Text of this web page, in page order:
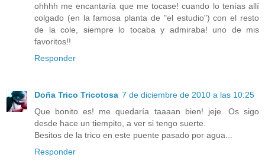
ohhhh me encantaría que me tocase! cuando lo tenías allí
colgado (en la famosa planta de "el estudio") con el resto
de la cole, siempre lo tocaba y admiraba! uno de mis
favoritos!!
Responder
Doña Trico Tricotosa 7 de diciembre de 2010 a las 10:25
Que bonito es! me quedaría taaaan bien! jeje. Os sigo
desde hace un tiempito, a ver si tengo suerte.
Besitos de la trico en este puente pasado por agua...
Responder